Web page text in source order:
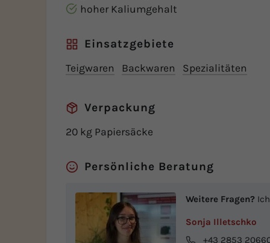
hoher Kaliumgehalt
Einsatzgebiete
Teigwaren Backwaren Spezialitäten
Verpackung
20 kg Papiersäcke
Persönliche Beratung
Weitere Fragen?
Sonja Illetschko
+43 2853